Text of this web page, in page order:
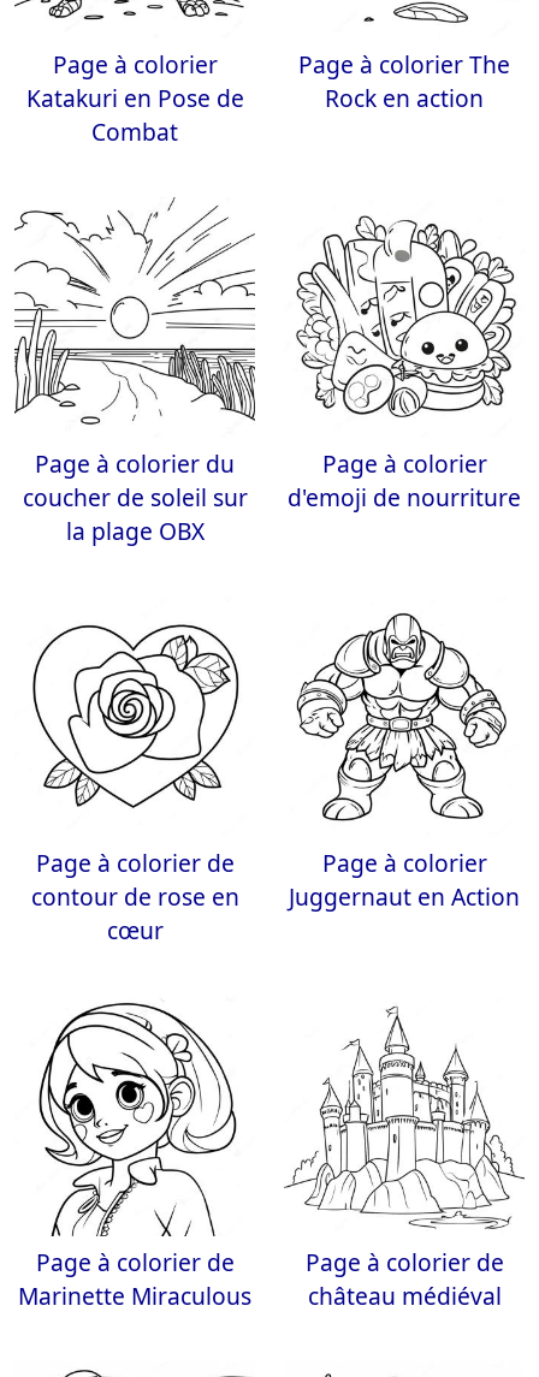
Page à colorier
Katakuri en Pose de
Combat
Page à colorier The
Rock en action
Page à colorier du
coucher de soleil sur
la plage OBX
Page à colorier
d'emoji de nourriture
Page à colorier de
contour de rose en
cœur
Page à colorier
Juggernaut en Action
Page à colorier de
Marinette Miraculous
Page à colorier de
château médiéval